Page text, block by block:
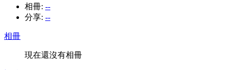
相冊: --
分享: --
相冊
現在還沒有相冊